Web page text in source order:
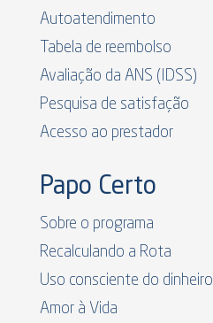
Autoatendimento
Tabela de reembolso
Avaliação da ANS (IDSS)
Pesquisa de satisfação
Acesso ao prestador
Papo Certo
Sobre o programa
Recalculando a Rota
Uso consciente do dinheiro
Amor à Vida